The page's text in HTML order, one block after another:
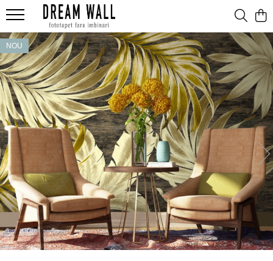
Fototapet fara imbinari
ExclusivArt
Abstract
Arhitectura
Fluid Art
Forme Geometrice
Fototapet 3D
Frescă
Frunze
Natura
Peisaj
NOU